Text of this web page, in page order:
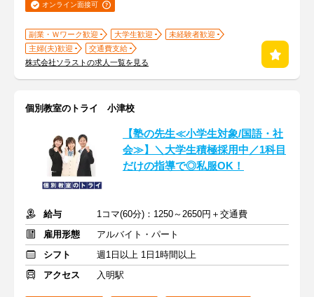
オンライン面接可
副業・Ｗワーク歓迎 大学生歓迎
未経験者歓迎
主婦(夫)歓迎
交通費支給
株式会社ソラストの求人一覧を見る
個別教室のトライ 小津校
【塾の先生≪小学生対象/国語・社
会≫】＼大学生積極採用中／1科目
だけの指導で◎私服OK！
給与
1コマ(60分)：1250～2650円＋交通費
雇用形態
アルバイト・パート
シフト
週1日以上 1日1時間以上
アクセス
入明駅